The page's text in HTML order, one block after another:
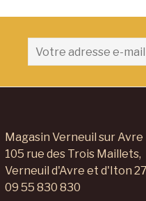
Magasin Verneuil sur Avre
105 rue des Trois Maillets,
Verneuil d'Avre et d'Iton
09 55 830 830